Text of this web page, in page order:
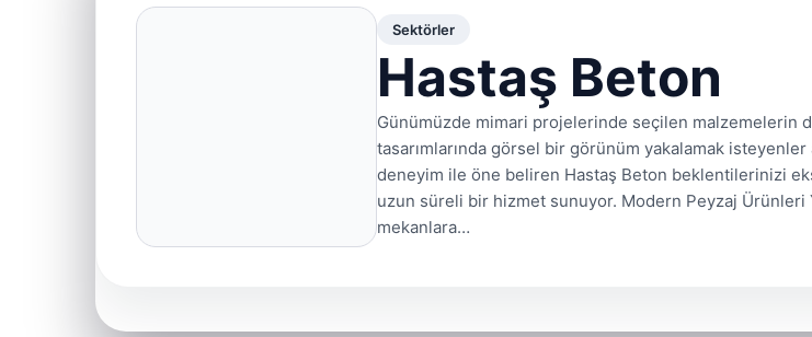
Sektörler
Hastaş Beton
Günümüzde mimari projelerinde seçilen malzemelerin
tasarımlarında görsel bir görünüm yakalamak isteyenler
deneyim ile öne beliren Hastaş Beton beklentilerinizi
uzun süreli bir hizmet sunuyor. Modern Peyzaj Ürünleri
mekanlara…